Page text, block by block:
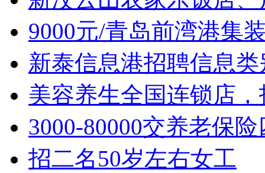
9000元/青岛前湾港集
新泰信息港招聘信息
美容养生全国连锁店
3000-80000交养老保
招二名50岁左右女工